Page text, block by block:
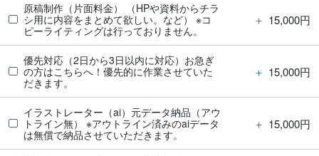
原稿制作（片面料金） （HPや資料からチラ
シ用に内容をまとめて欲しい。など） ※コ
ピーライティングは行っておりません。
＋ 15,000円
優先対応（2日から3日以内に対応）お急ぎ
の方はこちらへ！優先的に作業させていた
だきます。
＋ 15,000円
イラストレーター（ai）元データ納品（アウ
トライン無） ※アウトライン済みのaiデータ
は無償で納品させていただきます。
＋ 15,000円